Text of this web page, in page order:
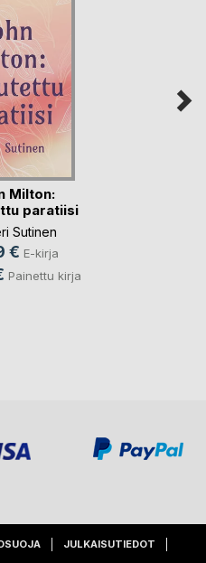
Milton:
paratiisi
Sutinen
€ E-kirja
Painettu kirja
JULKAISUTIEDOT